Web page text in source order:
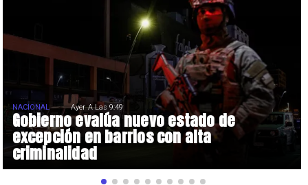
Gobierno evalúa nuevo estado de
excepción en barrios con alta
criminalidad
NACIONAL Ayer A Las 9:49